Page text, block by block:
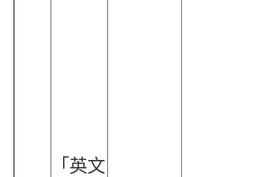
「英文